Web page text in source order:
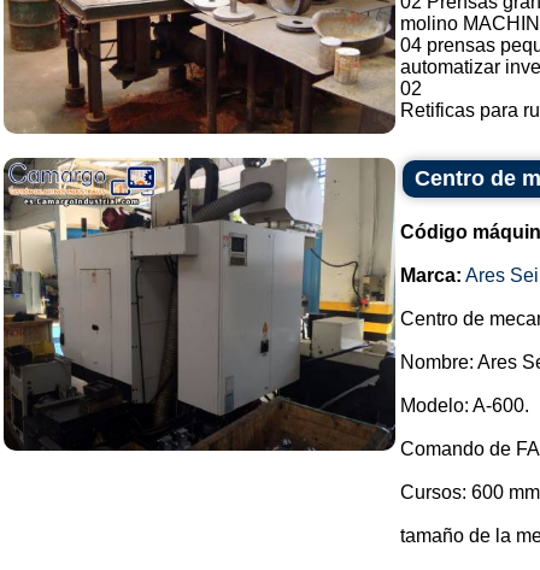
molino
04 prensas
automatizar
02
Retificas para
Centro de
Código
Marca: Ares
Centro de
Nombre: Ares
Modelo: A-600.
Comando de
Cursos: 600
tamaño de la